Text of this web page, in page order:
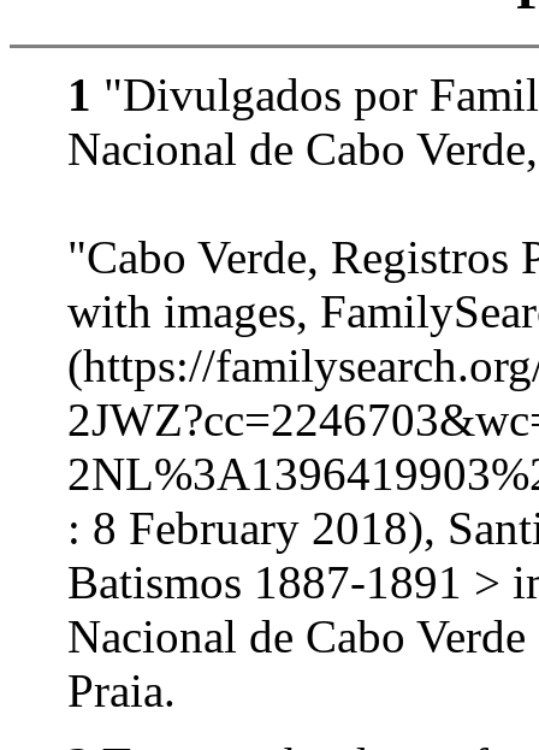
1 "Divulgados por
Nacional de Cabo
"Cabo Verde, Registros
with images,
(https://
: 8 February 2018),
Batismos 1887-1891 >
Nacional de Cabo
Praia.